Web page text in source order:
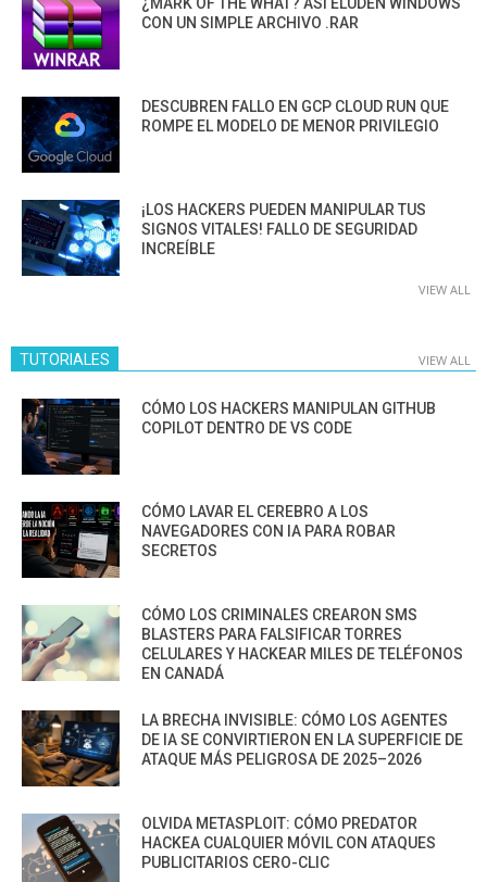
CON UN SIMPLE ARCHIVO .RAR
DESCUBREN FALLO EN GCP CLOUD RUN QUE
ROMPE EL MODELO DE MENOR PRIVILEGIO
¡LOS HACKERS PUEDEN MANIPULAR TUS
SIGNOS VITALES! FALLO DE SEGURIDAD
INCREÍBLE
VIEW ALL
TUTORIALES VIEW ALL
CÓMO LOS HACKERS MANIPULAN GITHUB
COPILOT DENTRO DE VS CODE
CÓMO LAVAR EL CEREBRO A LOS
NAVEGADORES CON IA PARA ROBAR
SECRETOS
CÓMO LOS CRIMINALES CREARON SMS
BLASTERS PARA FALSIFICAR TORRES
CELULARES Y HACKEAR MILES DE TELÉFONOS
EN CANADÁ
LA BRECHA INVISIBLE: CÓMO LOS AGENTES
DE IA SE CONVIRTIERON EN LA SUPERFICIE DE
ATAQUE MÁS PELIGROSA DE 2025–2026
OLVIDA METASPLOIT: CÓMO PREDATOR
HACKEA CUALQUIER MÓVIL CON ATAQUES
PUBLICITARIOS CERO-CLIC